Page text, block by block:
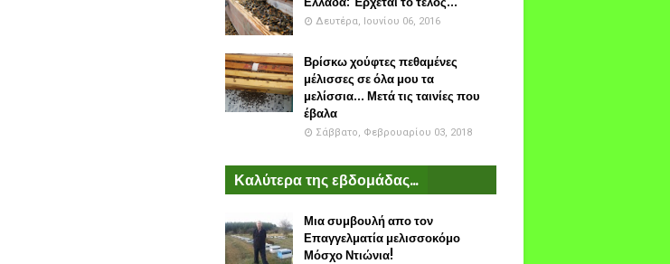
Δευτέρα, Ιουνίου 06, 2016
Βρίσκω χούφτες πεθαμένες
μέλισσες σε όλα μου τα
μελίσσια... Μετά τις ταινίες που
έβαλα
Σάββατο, Φεβρουαρίου 03, 2018
Καλύτερα της εβδομάδας...
Μια συμβουλή απο τον
Επαγγελματία μελισσοκόμο
Μόσχο Ντιώνια!